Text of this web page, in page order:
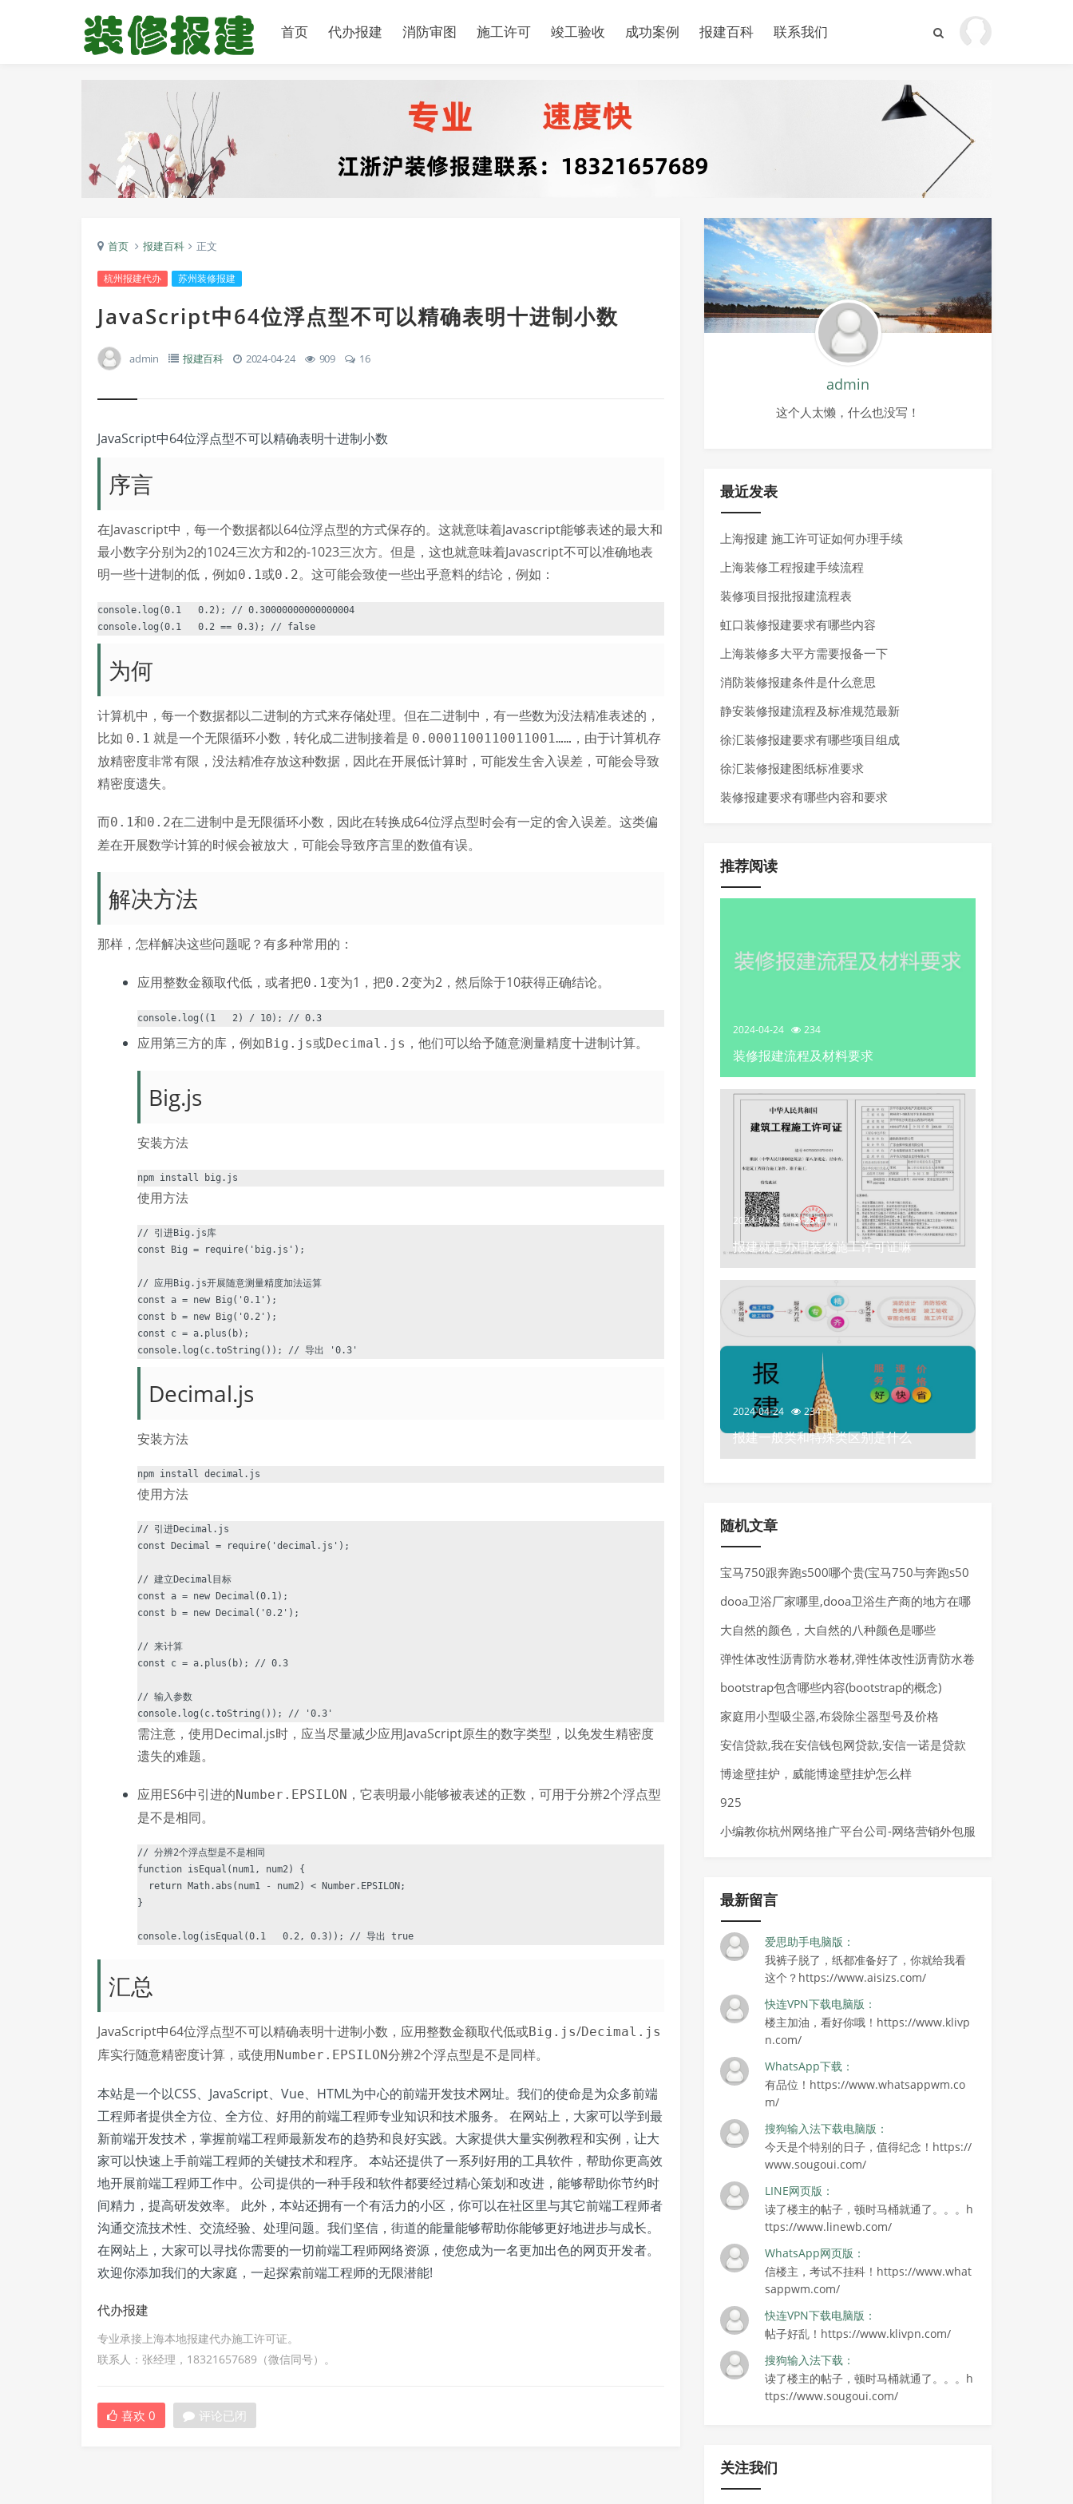
首页 代办报建 消防审图 施工许可 竣工验收 成功案例 报建百科 联系我们
首页 报建百科 正文
杭州报建代办 苏州装修报建
JavaScript中64位浮点型不可以精确表明十进制小数
admin 报建百科 2024-04-24 909 16
JavaScript中64位浮点型不可以精确表明十进制小数
序言
在Javascript中，每一个数据都以64位浮点型的方式保存的。这就意味着Javascript能够表述的最大和
最小数字分别为2的1024三次方和2的-1023三次方。但是，这也就意味着Javascript不可以准确地表
明一些十进制的低，例如0.1或0.2。这可能会致使一些出乎意料的结论，例如：
console.log(0.1   0.2); // 0.30000000000000004
为何
计算机中，每一个数据都以二进制的方式来存储处理。但在二进制中，有一些数为没法精准表述的，
比如 0.1 就是一个无限循环小数，转化成二进制接着是 0.0001100110011001…… ，由于计算机存
放精密度非常有限，没法精准存放这种数据，因此在开展低计算时，可能发生舍入误差，可能会导致
精密度遗失。
而0.1和0.2在二进制中是无限循环小数，因此在转换成64位浮点型时会有一定的舍入误差。这类偏
差在开展数学计算的时候会被放大，可能会导致序言里的数值有误。
解决方法
那样，怎样解决这些问题呢？有多种常用的：
应用整数金额取代低，或者把0.1变为1，把0.2变为2，然后除于10获得正确结论。
应用第三方的库，例如 Big.js或Decimal.js ，他们可以给予随意测量精度十进制计算。
Big.js
安装方法
使用方法
// 引进Big.js库
const Big = require('big.js');
// 应用Big.js开展随意测量精度加法运算
const a = new Big('0.1');
const b = new Big('0.2');
const c = a.plus(b);
Decimal.js
安装方法
使用方法
// 引进Decimal.js
const Decimal = require('decimal.js');
// 建立Decimal目标
const a = new Decimal(0.1);
const b = new Decimal('0.2');
// 来计算
const c = a.plus(b); // 0.3
// 输入参数
需注意，使用Decimal.js时，应当尽量减少应用JavaScript原生的数字类型，以免发生精密度
遗失的难题。
应用ES6中引进的Number.EPSILON ，它表明最小能够被表述的正数，可用于分辨2个浮点型
是不是相同。
// 分辨2个浮点型是不是相同
function isEqual(num1, num2) {
  return Math.abs(num1 - num2) < Number.EPSILON;
}
汇总
JavaScript中64位浮点型不可以精确表明十进制小数，应用整数金额取代低或Big.js/Decimal.js
库实行随意精密度计算，或使用Number.EPSILON分辨2个浮点型是不是同样。
本站是一个以CSS、JavaScript、Vue、HTML为中心的前端开发技术网址。我们的使命是为众多前端
工程师者提供全方位、全方位、好用的前端工程师专业知识和技术服务。 在网站上，大家可以学到最
新前端开发技术，掌握前端工程师最新发布的趋势和良好实践。大家提供大量实例教程和实例，让大
家可以快速上手前端工程师的关键技术和程序。 本站还提供了一系列好用的工具软件，帮助你更高效
地开展前端工程师工作中。公司提供的一种手段和软件都要经过精心策划和改进，能够帮助你节约时
间精力，提高研发效率。 此外，本站还拥有一个有活力的小区，你可以在社区里与其它前端工程师者
沟通交流技术性、交流经验、处理问题。我们坚信，街道的能量能够帮助你能够更好地进步与成长。
在网站上，大家可以寻找你需要的一切前端工程师网络资源，使您成为一名更加出色的网页开发者。
欢迎你添加我们的大家庭，一起探索前端工程师的无限潜能!
代办报建
专业承接上海本地报建代办施工许可证。
联系人：张经理，18321657689（微信同号）。
喜欢 0 评论已闭
admin
这个人太懒，什么也没写！
最近发表
上海报建 施工许可证如何办理手续
上海装修工程报建手续流程
装修项目报批报建流程表
虹口装修报建要求有哪些内容
上海装修多大平方需要报备一下
消防装修报建条件是什么意思
静安装修报建流程及标准规范最新
徐汇装修报建要求有哪些项目组成
徐汇装修报建图纸标准要求
装修报建要求有哪些内容和要求
推荐阅读
2024-04-24 234
装修报建流程及材料要求
2024-04-24 234
报建就是办理装修施工许可证嘛
2024-04-24 234
报建一般类和特殊类区别是什么
随机文章
宝马750跟奔跑s500哪个贵(宝马750与奔跑s50
0)
dooa卫浴厂家哪里,dooa卫浴生产商的地方在哪
儿
大自然的颜色，大自然的八种颜色是哪些
弹性体改性沥青防水卷材,弹性体改性沥青防水卷
材报价及厂家
bootstrap包含哪些内容(bootstrap的概念)
家庭用小型吸尘器,布袋除尘器型号及价格
安信贷款,我在安信钱包网贷款,安信一诺是贷款
吗-
博途壁挂炉，威能博途壁挂炉怎么样
925
小编教你杭州网络推广平台公司-网络营销外包服
最新留言
爱思助手电脑版：
我裤子脱了，纸都准备好了，你就给我看
这个？https://www.aisizs.com/
快连VPN下载电脑版：
楼主加油，看好你哦！https://www.klivp
n.com/
WhatsApp下载：
有品位！https://www.whatsappwm.co
m/
搜狗输入法下载电脑版：
今天是个特别的日子，值得纪念！https://
www.sougoui.com/
LINE网页版：
读了楼主的帖子，顿时马桶就通了。。。h
ttps://www.linewb.com/
WhatsApp网页版：
信楼主，考试不挂科！https://www.what
sappwm.com/
快连VPN下载电脑版：
帖子好乱！https://www.klivpn.com/
搜狗输入法下载：
读了楼主的帖子，顿时马桶就通了。。。h
ttps://www.sougoui.com/
关注我们